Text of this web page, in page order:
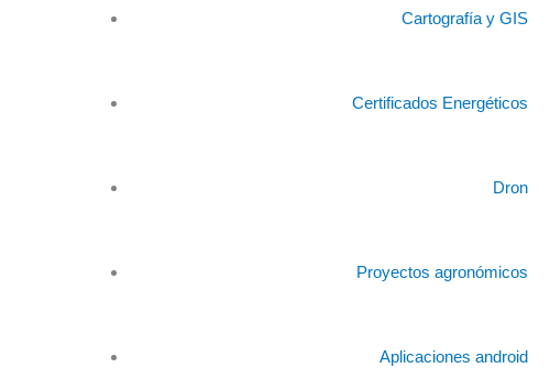
Cartografía y GIS
Certificados Energéticos
Dron
Proyectos agronómicos
Aplicaciones android